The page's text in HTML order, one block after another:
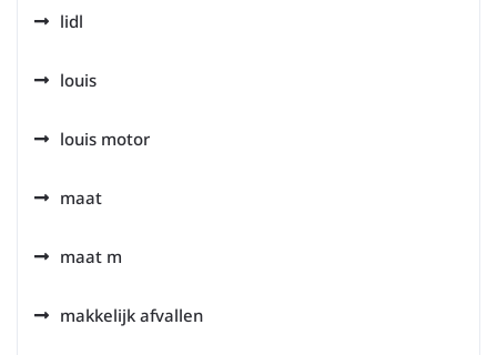
lidl
louis
louis motor
maat
maat m
makkelijk afvallen